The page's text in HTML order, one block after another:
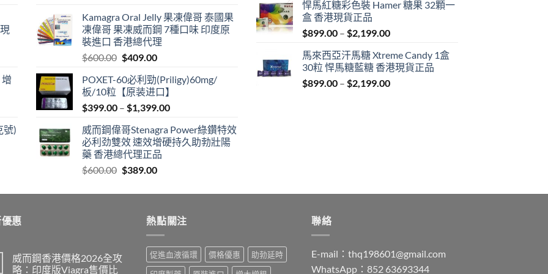
號)
was:
$599.00.
is:
$399.00.
Kamagra Oral Jelly 果凍偉哥 泰國果
凍偉哥 果凍威而鋼 7種口味 印度原
裝進口 香港總代理
$600.00 Original
was:
$600.00.
$409.00Current
is:
$409.00.
POXET-60必利勁(Priligy)60mg/
板/10粒【原装进口】
$399.00 – $1,399.00Price
$399.00
through
威而鋼偉哥Stenagra Power綠鑽特效
必利劲雙效 速效增硬持久助勃壯陽
藥 香港總代理正品
$600.00 Original
was:
$389.00Current
is:
$759.00
$1,939.00
悍馬紅糖彩色裝 Hamer 糖果 32顆一
盒 香港現貨正品
$899.00 – $2,199.00Price
$899.00
through
$2,199.00
馬來西亞汗馬糖 Xtreme Candy 1盒
30粒 悍馬糖藍糖 香港現貨正品
$899.00 – $2,199.00Price
惠
威而鋼香港價格2026全攻
略：印度版Viagra售價比
熱點關注
促進血液循環 價格優惠
助勃延時
聯絡
E-mail： thq198601@gmail.com
WhatsApp：852 63693344